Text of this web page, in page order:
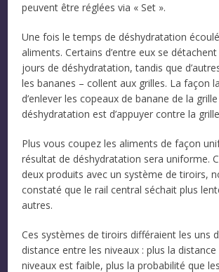
peuvent être réglées via « Set ».
Une fois le temps de déshydratation
aliments. Certains d’entre eux se
jours de déshydratation, tandis que
les bananes – collent aux grilles. La façon
d’enlever les copeaux de banane de la
déshydratation est d’appuyer contre la
Plus vous coupez les aliments de façon
résultat de déshydratation sera uniforme.
deux produits avec un système de tiroirs,
constaté que le rail central séchait plus
autres.
Ces systèmes de tiroirs différaient les uns
distance entre les niveaux : plus la
niveaux est faible, plus la probabilité que